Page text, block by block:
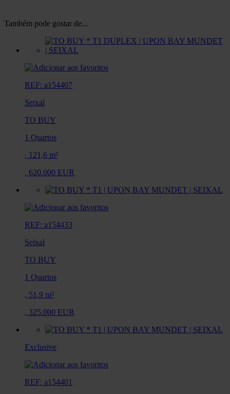
Também pode gostar de...
REF: a154407
Seixal
TO BUY
1 Quartos
, 121,6 m²
, 620.000 EUR
REF: a154433
Seixal
TO BUY
1 Quartos
, 51,9 m²
, 325.000 EUR
Exclusive
REF: a154401